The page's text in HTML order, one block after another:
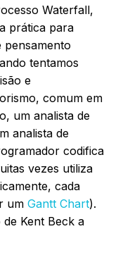
Waterfall,
prática para
pensamento
tentamos
e
comum em
um analista de
analista de
codifica
vezes utiliza
cada
um Gantt Chart).
Kent Beck a